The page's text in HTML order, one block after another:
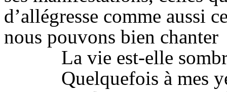
d’allégresse comme aussi
nous pouvons bien chanter
La vie est-elle
Quelquefois à mes